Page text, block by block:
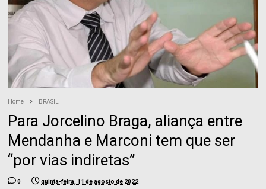
Home BRASIL
Para Jorcelino Braga, aliança entre
Mendanha e Marconi tem que ser
“por vias indiretas”
0 quinta-feira, 11 de agosto de 2022